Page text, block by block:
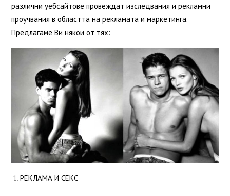
различни уебсайтове провеждат изследвания и рекламни
проучвания в областта на рекламата и маркетинга.
Предлагаме Ви някои от тях:
РЕКЛАМА И СЕКС